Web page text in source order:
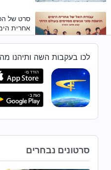
סרט של
אחרית
מסוימים
מסרט)
23:15
סרט של
שהמפלגה
והחוגים
האמת?
32:47
סרט של
מסרט)
לכו בעקבות השה ותיהנו
סרטונים נבחרים